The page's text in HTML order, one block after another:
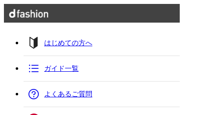
はじめての方へ
ガイド一覧
よくあるご質問